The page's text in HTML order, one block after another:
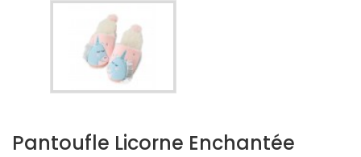
Pantoufle Licorne Enchantée